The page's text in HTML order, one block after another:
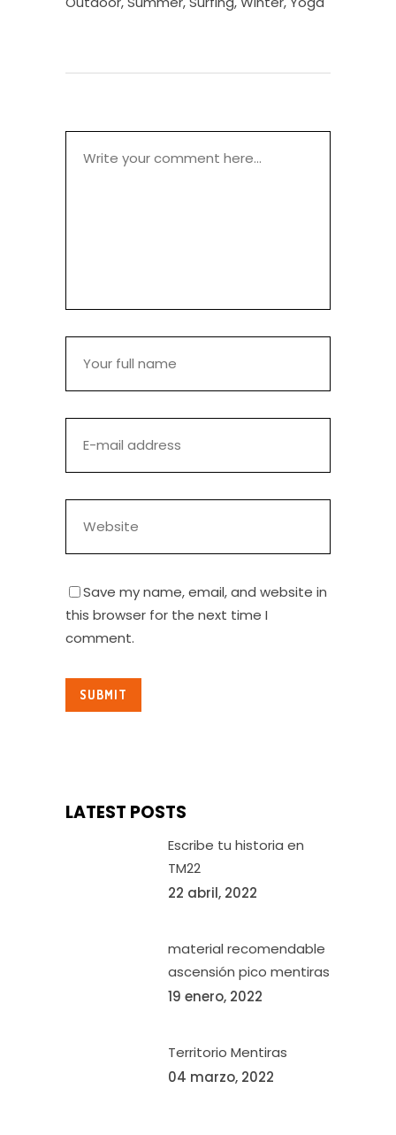
Save my name, email, and website in
this browser for the next time I
comment.
LATEST POSTS
Escribe tu historia en
TM22
22 abril, 2022
material recomendable
ascensión pico mentiras
19 enero, 2022
Territorio Mentiras
04 marzo, 2022